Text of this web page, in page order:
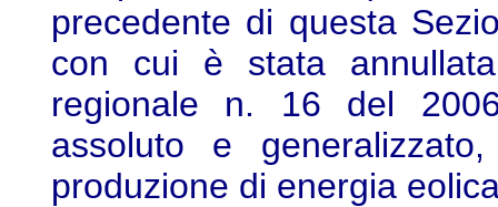
precedente di questa
con cui è stata
regionale n. 16 del
assoluto e
produzione di energia